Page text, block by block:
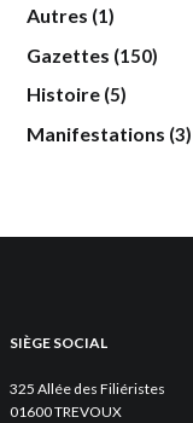
Autres (1)
Gazettes (150)
Histoire (5)
Manifestations (3)
SIÈGE SOCIAL
325 Allée des Filiéristes
01600 TREVOUX